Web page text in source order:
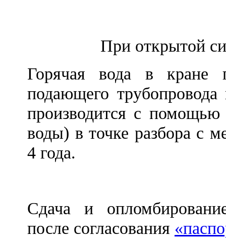
При открытой
Горячая вода в кране
подающего
производится с
воды) в точке разбора с
4 года.
Сдача и
после согласования